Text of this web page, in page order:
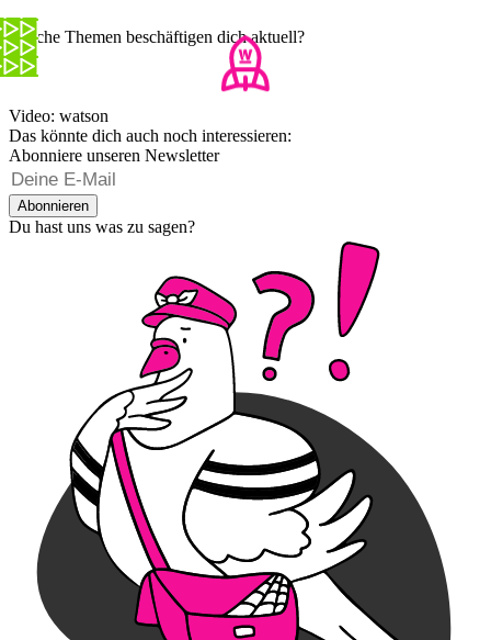
Welche Themen beschäftigen dich aktuell?
Video: watson
Das könnte dich auch noch interessieren:
Abonniere unseren Newsletter
Abonnieren
Du hast uns was zu sagen?